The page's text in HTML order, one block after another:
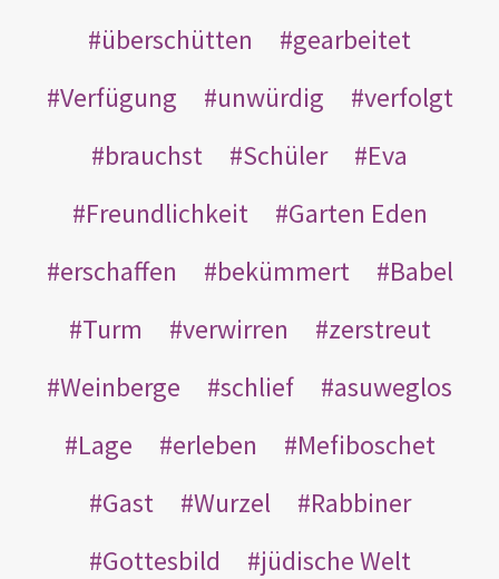
überschütten
gearbeitet
Verfügung
unwürdig
verfolgt
brauchst
Schüler
Eva
Freundlichkeit
Garten Eden
erschaffen
bekümmert
Babel
Turm
verwirren
zerstreut
Weinberge
schlief
asuweglos
Lage
erleben
Mefiboschet
Gast
Wurzel
Rabbiner
Gottesbild
jüdische Welt